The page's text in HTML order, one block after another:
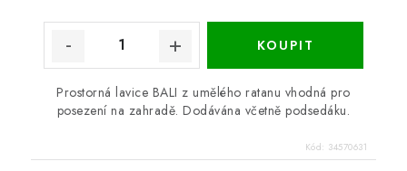
Prostorná lavice BALI z umělého ratanu vhodná pro
posezení na zahradě. Dodávána včetně podsedáku.
Kód: 34570631